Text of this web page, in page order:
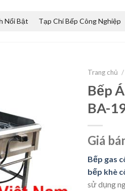
Nổi Bật Tạp Chí Bếp Công Nghiệp
Trang chủ /
Bếp
BA-
Giá
Bếp gas
bếp khè
sử dụng